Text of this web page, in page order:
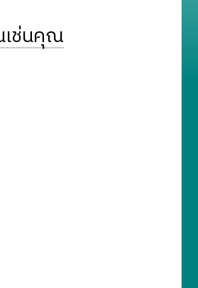
เช่นคุณ